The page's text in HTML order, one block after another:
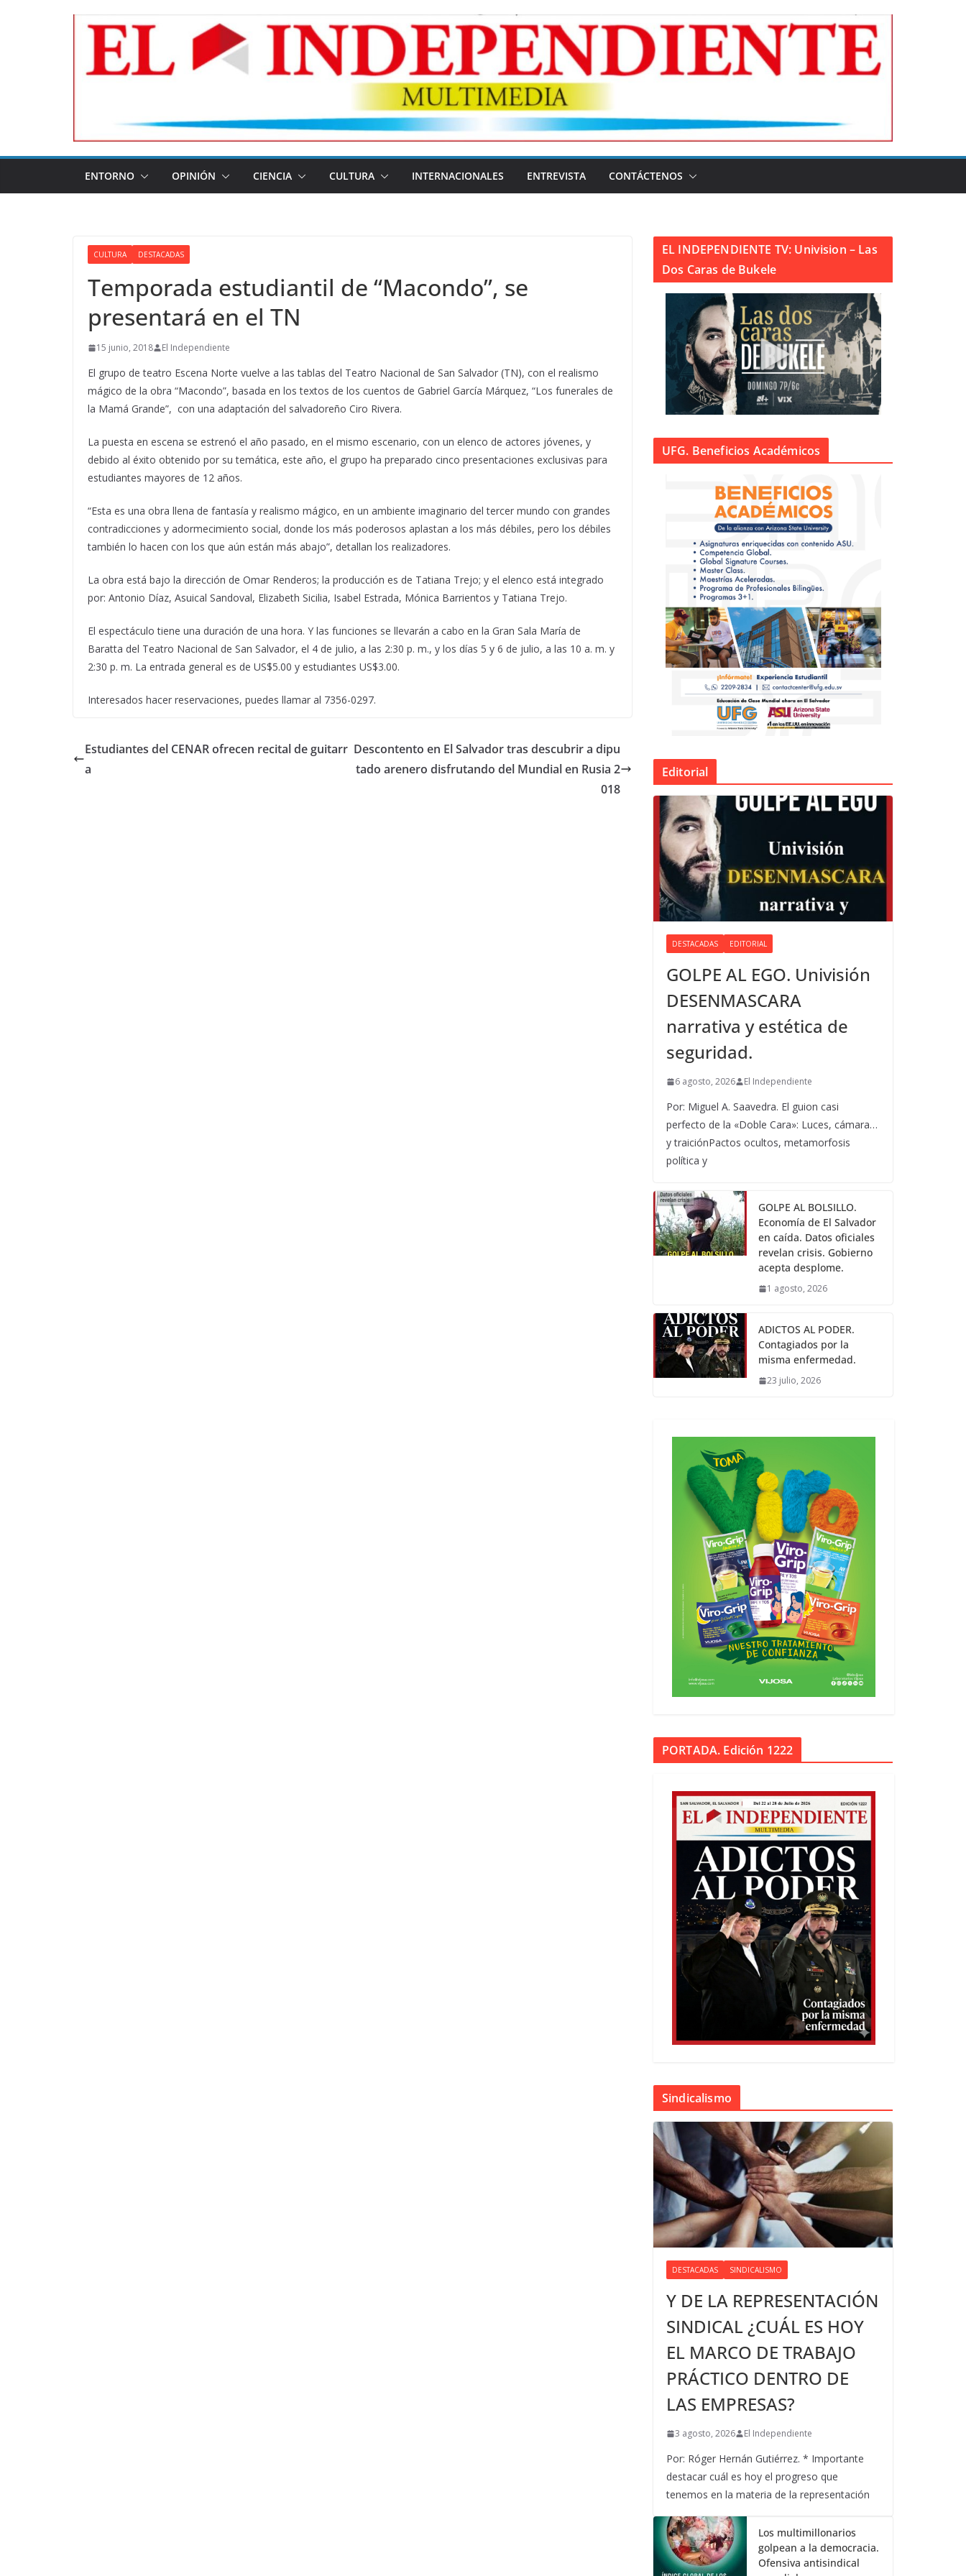
ENTORNO OPINIÓN CIENCIA CULTURA INTERNACIONALES ENTREVISTA CONTÁCTENOS
CULTURA DESTACADAS
Temporada estudiantil de “Macondo”, se
presentará en el TN
15 junio, 2018 El Independiente
El grupo de teatro Escena Norte vuelve a las tablas del Teatro Nacional de San Salvador (TN), con el realismo
mágico de la obra “Macondo”, basada en los textos de los cuentos de Gabriel García Márquez, “Los funerales de
la Mamá Grande”, con una adaptación del salvadoreño Ciro Rivera.
La puesta en escena se estrenó el año pasado, en el mismo escenario, con un elenco de actores jóvenes, y
debido al éxito obtenido por su temática, este año, el grupo ha preparado cinco presentaciones exclusivas para
estudiantes mayores de 12 años.
“Esta es una obra llena de fantasía y realismo mágico, en un ambiente imaginario del tercer mundo con grandes
contradicciones y adormecimiento social, donde los más poderosos aplastan a los más débiles, pero los débiles
también lo hacen con los que aún están más abajo”, detallan los realizadores.
La obra está bajo la dirección de Omar Renderos; la producción es de Tatiana Trejo; y el elenco está integrado
por: Antonio Díaz, Asuical Sandoval, Elizabeth Sicilia, Isabel Estrada, Mónica Barrientos y Tatiana Trejo.
El espectáculo tiene una duración de una hora. Y las funciones se llevarán a cabo en la Gran Sala María de
Baratta del Teatro Nacional de San Salvador, el 4 de julio, a las 2:30 p. m., y los días 5 y 6 de julio, a las 10 a. m. y
2:30 p. m. La entrada general es de US$5.00 y estudiantes US$3.00.
Interesados hacer reservaciones, puedes llamar al 7356-0297.
Estudiantes del CENAR ofrecen recital de guitarr
a
Descontento en El Salvador tras descubrir a dipu
tado arenero disfrutando del Mundial en Rusia 2
018
EL INDEPENDIENTE TV: Univision – Las
Dos Caras de Bukele
UFG. Beneficios Académicos
Editorial
DESTACADAS EDITORIAL
GOLPE AL EGO. Univisión
DESENMASCARA
narrativa y estética de
seguridad.
6 agosto, 2026 El Independiente
Por: Miguel A. Saavedra. El guion casi
perfecto de la «Doble Cara»: Luces, cámara…
y traiciónPactos ocultos, metamorfosis
política y
GOLPE AL BOLSILLO.
Economía de El Salvador
en caída. Datos oficiales
revelan crisis. Gobierno
acepta desplome.
1 agosto, 2026
ADICTOS AL PODER.
Contagiados por la
misma enfermedad.
23 julio, 2026
PORTADA. Edición 1222
Sindicalismo
DESTACADAS SINDICALISMO
Y DE LA REPRESENTACIÓN
SINDICAL ¿CUÁL ES HOY
EL MARCO DE TRABAJO
PRÁCTICO DENTRO DE
LAS EMPRESAS?
3 agosto, 2026 El Independiente
Por: Róger Hernán Gutiérrez. * Importante
destacar cuál es hoy el progreso que
tenemos en la materia de la representación
Los multimillonarios
golpean a la democracia.
Ofensiva antisindical